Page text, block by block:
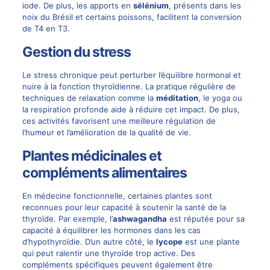
iode. De plus, les apports en sélénium, présents dans les
noix du Brésil et certains poissons, facilitent la conversion
de T4 en T3.
Gestion du stress
Le stress chronique peut perturber l’équilibre hormonal et
nuire à la fonction thyroïdienne. La pratique régulière de
techniques de relaxation comme la méditation, le yoga ou
la respiration profonde aide à réduire cet impact. De plus,
ces activités favorisent une meilleure régulation de
l’humeur et l’amélioration de la qualité de vie.
Plantes médicinales et
compléments alimentaires
En médecine fonctionnelle, certaines plantes sont
reconnues pour leur capacité à soutenir la santé de la
thyroïde. Par exemple, l’ashwagandha est réputée pour sa
capacité à équilibrer les hormones dans les cas
d’hypothyroïdie. D’un autre côté, le lycopeest une plante
qui peut ralentir une thyroïde trop active. Des
compléments spécifiques peuvent également être